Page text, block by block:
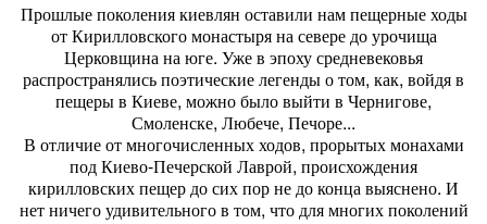
Прошлые поколения киевлян оставили нам пещерные ходы
от Кирилловского монастыря на севере до урочища
Церковщина на юге. Уже в эпоху средневековья
распространялись поэтические легенды о том, как, войдя в
пещеры в Киеве, можно было выйти в Чернигове,
Смоленске, Любече, Печоре...
В отличие от многочисленных ходов, прорытых монахами
под Киево-Печерской Лаврой, происхождения
кирилловских пещер до сих пор не до конца выяснено. И
нет ничего удивительного в том, что для многих поколений